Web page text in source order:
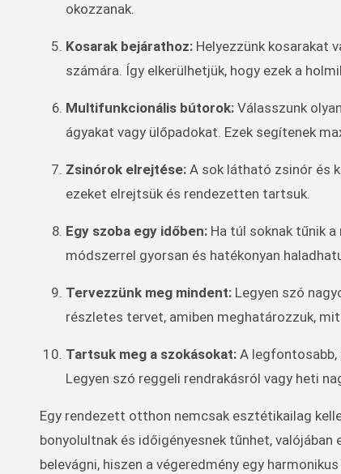
okozzanak.
Kosarak bejárathoz: Helyezzünk kosarakat
számára. Így elkerülhetjük, hogy ezek a
Multifunkcionális bútorok: Válasszunk
ágyakat vagy ülőpadokat. Ezek segítenek
Zsinórok elrejtése: A sok látható zsinór és
ezeket elrejtsük és rendezetten tartsuk.
Egy szoba egy időben: Ha túl soknak tűnik
módszerrel gyorsan és hatékonyan
Tervezzünk meg mindent: Legyen szó
részletes tervet, amiben meghatározzuk,
Tartsuk meg a szokásokat: A legfontosabb,
Legyen szó reggeli rendrakásról vagy heti
Egy rendezett otthon nemcsak esztétikailag
bonyolultnak és időigényesnek tűnhet, valójában
belevágni, hiszen a végeredmény egy